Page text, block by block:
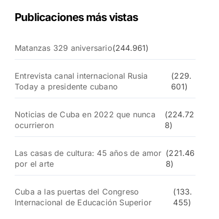
Publicaciones más vistas
Matanzas 329 aniversario(244.961)
Entrevista canal internacional Rusia
Today a presidente cubano
(229.
601)
Noticias de Cuba en 2022 que nunca
ocurrieron
(224.72
8)
Las casas de cultura: 45 años de amor
por el arte
(221.46
8)
Cuba a las puertas del Congreso
Internacional de Educación Superior
(133.
455)